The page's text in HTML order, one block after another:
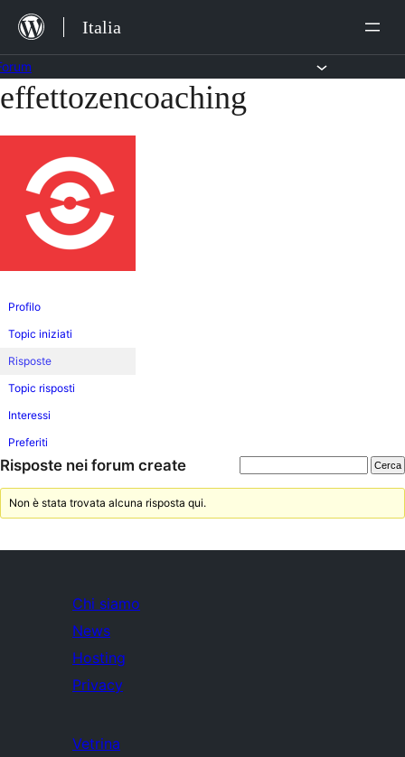
Salta
contenuto
Italia
Vai
effettozencoaching
Profilo
Topic iniziati
Risposte
Topic risposti
Interessi
Preferiti
Risposte nei forum create
Non è stata trovata alcuna risposta qui.
Chi siamo
News
Hosting
Privacy
Vetrina